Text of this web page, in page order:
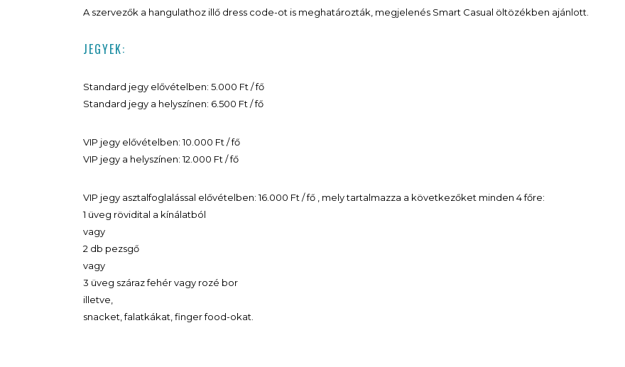
A szervezők a hangulathoz illő dress code-ot is meghatározták, megjelenés Smart Casual öltözékben ajánlott.
JEGYEK:
Standard jegy elővételben: 5.000 Ft / fő
Standard jegy a helyszínen: 6.500 Ft / fő
VIP jegy elővételben: 10.000 Ft / fő
VIP jegy a helyszínen: 12.000 Ft / fő
VIP jegy asztalfoglalással elővételben: 16.000 Ft / fő , mely tartalmazza a következőket minden 4 főre:
1 üveg rövidital a kínálatból
vagy
2 db pezsgő
vagy
3 üveg száraz fehér vagy rozé bor
illetve,
snacket, falatkákat, finger food-okat.